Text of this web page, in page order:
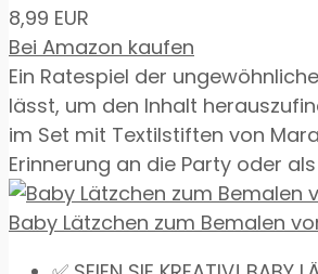
8,99 EUR
Bei Amazon kaufen
Ein Ratespiel der
lässt, um den Inhalt
im Set mit Textilstiften von
Erinnerung an die Party oder
Baby Lätzchen zum Bemalen